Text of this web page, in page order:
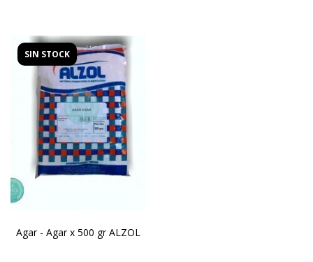
SIN STOCK
Agar - Agar x 500 gr ALZOL